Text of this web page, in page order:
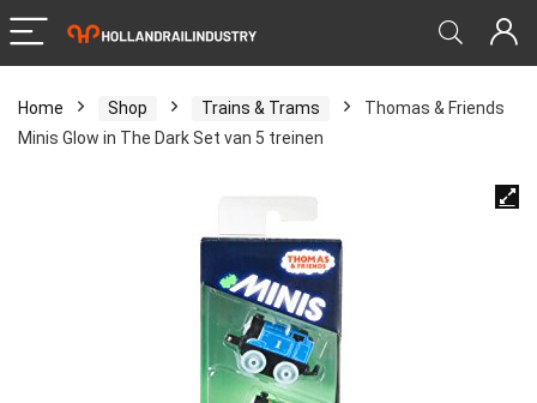
Home Shop Trains & Trams
Thomas & Friends
Minis Glow in The Dark Set van 5 treinen